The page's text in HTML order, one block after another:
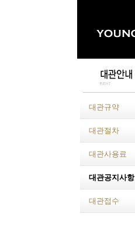
대관규약
대관절차
대관사용료
대관공지사항
대관접수